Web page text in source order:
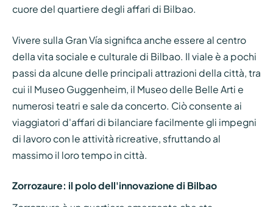
cuore del quartiere degli affari di Bilbao.
Vivere sulla Gran Vía significa anche essere al centro
della vita sociale e culturale di Bilbao. Il viale è a pochi
passi da alcune delle principali attrazioni della città, tra
cui il Museo Guggenheim, il Museo delle Belle Arti e
numerosi teatri e sale da concerto. Ciò consente ai
viaggiatori d'affari di bilanciare facilmente gli impegni
di lavoro con le attività ricreative, sfruttando al
massimo il loro tempo in città.
Zorrozaure: il polo dell'innovazione di Bilbao